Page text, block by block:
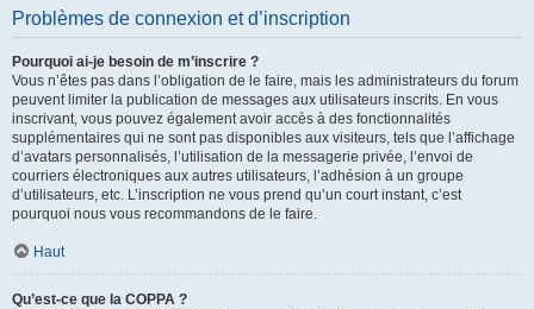
Problèmes de connexion et d’inscription
Pourquoi ai-je besoin de m’inscrire ?
Vous n’êtes pas dans l’obligation de le faire, mais les administrateurs du forum
peuvent limiter la publication de messages aux utilisateurs inscrits. En vous
inscrivant, vous pouvez également avoir accès à des fonctionnalités
supplémentaires qui ne sont pas disponibles aux visiteurs, tels que l’affichage
d’avatars personnalisés, l’utilisation de la messagerie privée, l’envoi de
courriers électroniques aux autres utilisateurs, l’adhésion à un groupe
d’utilisateurs, etc. L’inscription ne vous prend qu’un court instant, c’est
pourquoi nous vous recommandons de le faire.
Haut
Qu’est-ce que la COPPA ?